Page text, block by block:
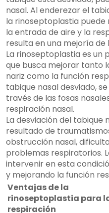
nasal. Al enderezar el
la rinoseptoplastia
la entrada de aire y la
resulta en una mejoría
La rinoseptoplastia es un
que busca mejorar tanto
nariz como la función
tabique nasal desviado,
través de las fosas
respiración nasal.
La desviación del tabique
resultado de
obstrucción nasal,
problemas respiratorios.
intervenir en esta
y mejorando la función
Ventajas de la
rinoseptoplastia para
respiración